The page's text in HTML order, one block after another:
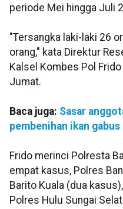
periode Mei hingga Juli
"Tersangka laki-laki 26
orang," kata Direktur
Kalsel Kombes Pol
Jumat.
Baca juga: Sasar
pembenihan ikan gabus
Frido merinci Polresta
empat kasus, Polres
Barito Kuala (dua
Polres Hulu Sungai